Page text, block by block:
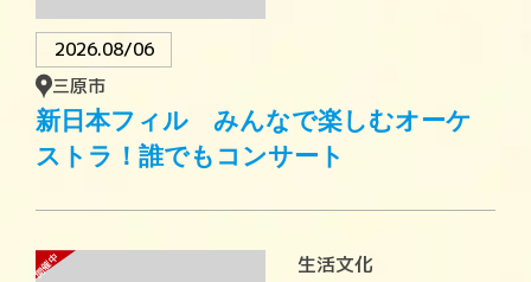
2026.08/06
三原市
新日本フィル みんなで楽しむオーケ
ストラ！誰でもコンサート
開催中 生活文化